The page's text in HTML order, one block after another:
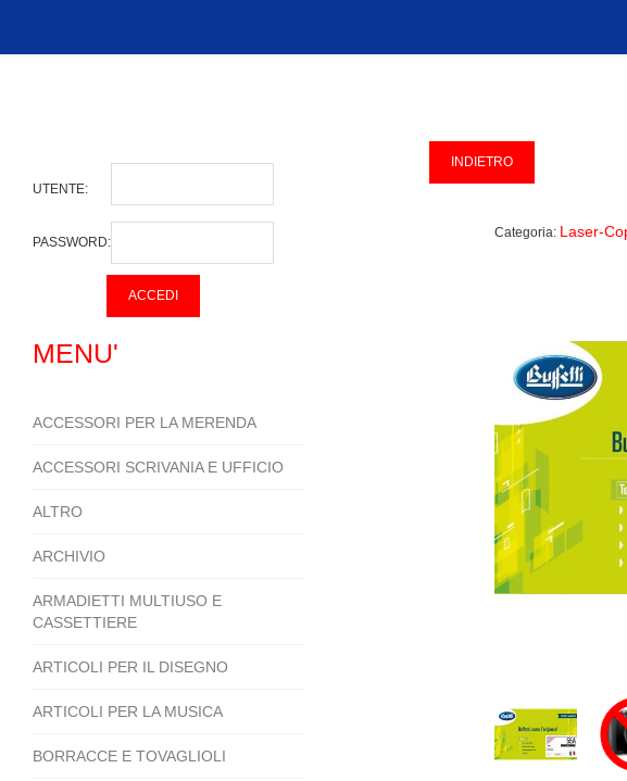
UTENTE:
PASSWORD:
MENU'
ACCESSORI PER LA MERENDA
ACCESSORI SCRIVANIA E UFFICIO
ALTRO
ARCHIVIO
ARMADIETTI MULTIUSO E
CASSETTIERE
ARTICOLI PER IL DISEGNO
ARTICOLI PER LA MUSICA
BORRACCE E TOVAGLIOLI
Categoria: Laser-